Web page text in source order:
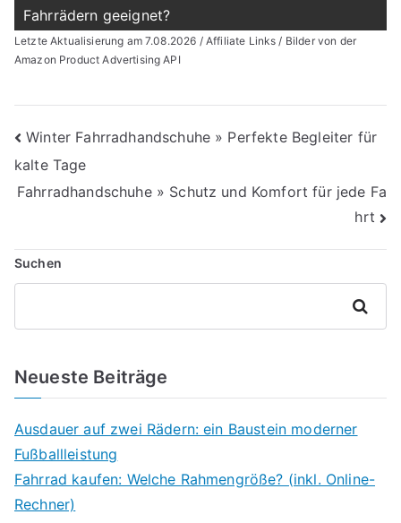
Fahrrädern geeignet?
Letzte Aktualisierung am 7.08.2026 / Affiliate Links / Bilder von der
Amazon Product Advertising API
Beitragsnavigation
Winter Fahrradhandschuhe » Perfekte Begleiter für
kalte Tage
Fahrradhandschuhe » Schutz und Komfort für jede Fa
hrt
Suchen
Suchen
Neueste Beiträge
Ausdauer auf zwei Rädern: ein Baustein moderner
Fußballleistung
Fahrrad kaufen: Welche Rahmengröße? (inkl. Online-
Rechner)